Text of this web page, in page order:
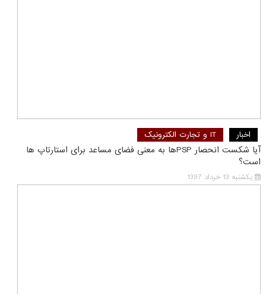
اخبار IT و تجارت الکترونیک
آیا شکست انحصار PSPها به معنی فضای مساعد برای استارتاپ ها
است؟
یکشنبه 13 خرداد 1397